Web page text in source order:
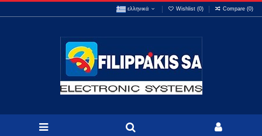
ελληνικά Wishlist (0) Compare (0)